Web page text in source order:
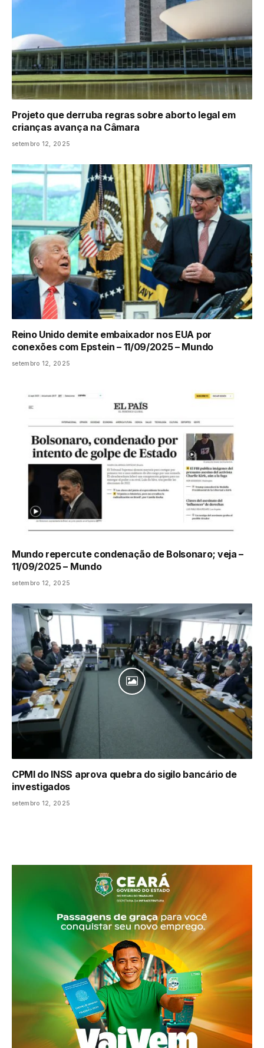
Projeto que derruba regras sobre aborto legal em
crianças avança na Câmara
setembro 12, 2025
Reino Unido demite embaixador nos EUA por
conexões com Epstein – 11/09/2025 – Mundo
setembro 12, 2025
Mundo repercute condenação de Bolsonaro; veja –
11/09/2025 – Mundo
setembro 12, 2025
CPMI do INSS aprova quebra do sigilo bancário de
investigados
setembro 12, 2025